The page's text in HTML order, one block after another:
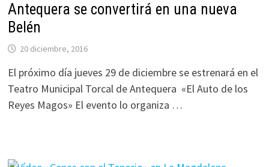
Antequera se convertirá en una nueva
Belén
20 diciembre, 2016
El próximo día jueves 29 de diciembre se estrenará en el
Teatro Municipal Torcal de Antequera «El Auto de los
Reyes Magos» El evento lo organiza …